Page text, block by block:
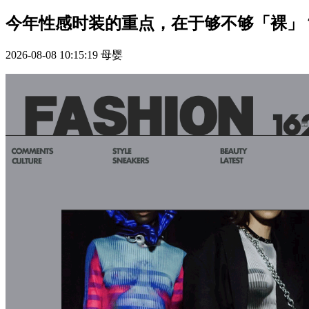
今年性感时装的重点，在于够不够「裸」
2026-08-08 10:15:19 母婴